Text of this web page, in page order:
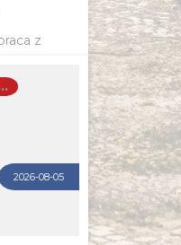
z
(k/m)
Firma: USŁUGI BUDOWLANE KAMIL SIENICKI
2026-08-05